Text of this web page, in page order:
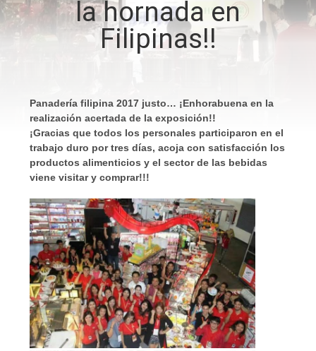
LA
FÁBRICA
CALIDAD
ÉNTRENOS
CONTACTO
CON
NOTICIAS
CASOS
la hornada en
Filipinas!!
Panadería filipina 2017 justo… ¡Enhorabuena en la
realización acertada de la exposición!!
¡Gracias que todos los personales participaron en el
trabajo duro por tres días, acoja con satisfacción los
productos alimenticios y el sector de las bebidas
viene visitar y comprar!!!